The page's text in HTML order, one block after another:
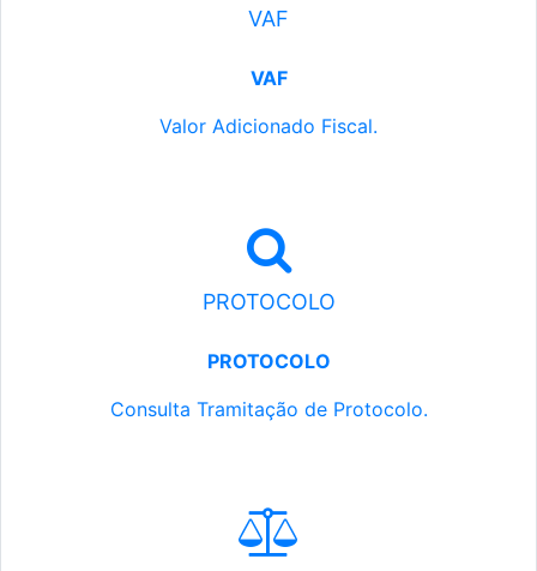
VAF
VAF
Valor Adicionado Fiscal.
PROTOCOLO
PROTOCOLO
Consulta Tramitação de Protocolo.